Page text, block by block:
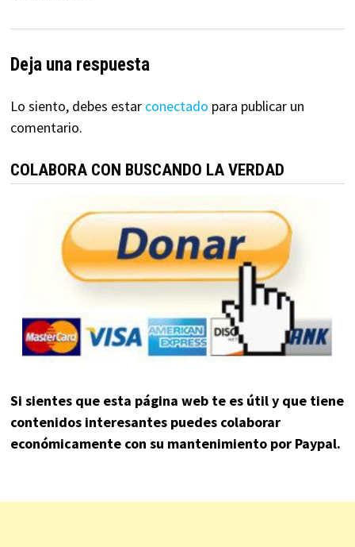
Deja una respuesta
Lo siento, debes estar conectado para publicar un
comentario.
COLABORA CON BUSCANDO LA VERDAD
Si sientes que esta página web te es útil y que tiene
contenidos interesantes puedes colaborar
económicamente con su mantenimiento por Paypal.